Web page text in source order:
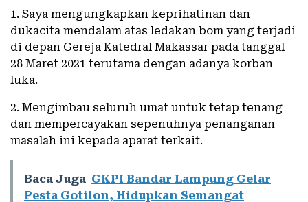
1. Saya mengungkapkan keprihatinan dan
dukacita mendalam atas ledakan bom yang terjadi
di depan Gereja Katedral Makassar pada tanggal
28 Maret 2021 terutama dengan adanya korban
luka.
2. Mengimbau seluruh umat untuk tetap tenang
dan mempercayakan sepenuhnya penanganan
masalah ini kepada aparat terkait.
Baca Juga GKPI Bandar Lampung Gelar
Pesta Gotilon, Hidupkan Semangat